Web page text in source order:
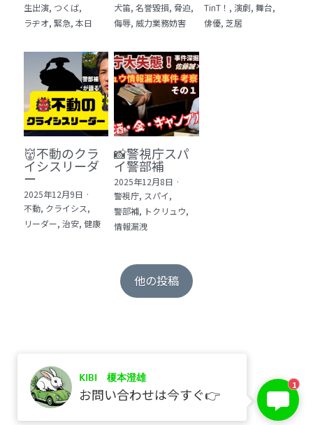
生出演, つくば,
ラヂオ, 緊急, 本日
犬笛, 名誉毀損, 脅迫,
侮辱, 威力業務妨害
TinT！, 演劇, 舞台,
俳優, 芝居
👹不動のクラ
イシスリーダ
ー
2025年12月9日 ·
不動, クライシス,
リーダー, 治安, 健康
📸警視庁スパ
イ警部補
2025年12月8日 ·
警視庁, スパイ,
警部補, トクリュウ,
情報漏洩
他の投稿
©2017 kibi inc.（株式会社 kibi）
KIBI 榎本澄雄
お問い合わせは今すぐ👉
1